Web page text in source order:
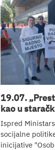
19.07.
kao u
Ispred
socijalne
inicijative